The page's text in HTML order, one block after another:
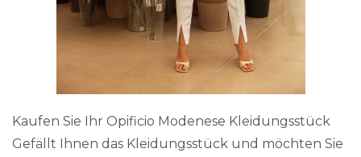
Kaufen Sie Ihr Opificio Modenese Kleidungsstück
Gefällt Ihnen das Kleidungsstück und möchten Sie